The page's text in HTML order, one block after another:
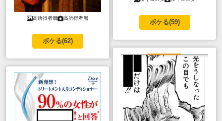
高所得者層 高所得者層
ボケる(62)
ボケる(59)